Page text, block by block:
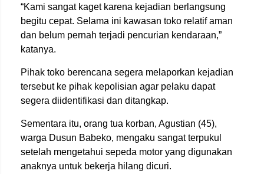
“Kami sangat kaget karena kejadian berlangsung
begitu cepat. Selama ini kawasan toko relatif aman
dan belum pernah terjadi pencurian kendaraan,”
katanya.
Pihak toko berencana segera melaporkan kejadian
tersebut ke pihak kepolisian agar pelaku dapat
segera diidentifikasi dan ditangkap.
Sementara itu, orang tua korban, Agustian (45),
warga Dusun Babeko, mengaku sangat terpukul
setelah mengetahui sepeda motor yang digunakan
anaknya untuk bekerja hilang dicuri.